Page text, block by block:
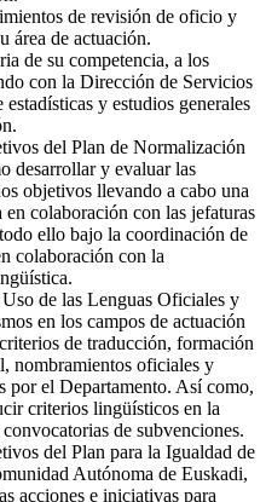
de revisión de oficio y
área de actuación.
de su competencia, a los
con la Dirección de Servicios
y estudios generales
del Plan de Normalización
desarrollar y evaluar las
objetivos llevando a cabo una
en colaboración con las jefaturas
ello bajo la coordinación de
colaboración con la
de las Lenguas Oficiales y
en los campos de actuación
de traducción, formación
nombramientos oficiales y
por el Departamento. Así como,
criterios lingüísticos en la
de subvenciones.
del Plan para la Igualdad de
Autónoma de Euskadi,
acciones e iniciativas para